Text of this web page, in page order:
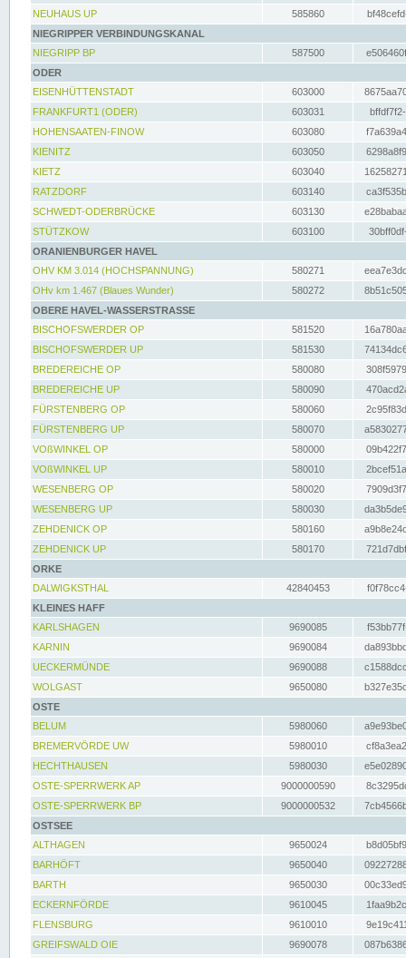
NEUHAUS UP
585860
NIEGRIPPER VERBINDUNGSKANAL
NIEGRIPP BP
587500
ODER
EISENHÜTTENSTADT
603000
FRANKFURT1 (ODER)
603031
HOHENSAATEN-FINOW
603080
KIENITZ
603050
KIETZ
603040
RATZDORF
603140
SCHWEDT-ODERBRÜCKE
603130
STÜTZKOW
603100
ORANIENBURGER HAVEL
OHV KM 3.014 (HOCHSPANNUNG)
580271
OHv km 1.467 (Blaues Wunder)
580272
OBERE HAVEL-WASSERSTRASSE
BISCHOFSWERDER OP
581520
BISCHOFSWERDER UP
581530
BREDEREICHE OP
580080
BREDEREICHE UP
580090
FÜRSTENBERG OP
580060
FÜRSTENBERG UP
580070
VOßWINKEL OP
580000
VOßWINKEL UP
580010
WESENBERG OP
580020
WESENBERG UP
580030
ZEHDENICK OP
580160
ZEHDENICK UP
580170
ORKE
DALWIGKSTHAL
42840453
KLEINES HAFF
KARLSHAGEN
9690085
KARNIN
9690084
UECKERMÜNDE
9690088
WOLGAST
9650080
OSTE
BELUM
5980060
BREMERVÖRDE UW
5980010
HECHTHAUSEN
5980030
OSTE-SPERRWERK AP
9000000590
OSTE-SPERRWERK BP
9000000532
OSTSEE
ALTHAGEN
9650024
BARHÖFT
9650040
BARTH
9650030
ECKERNFÖRDE
9610045
FLENSBURG
9610010
GREIFSWALD OIE
9690078